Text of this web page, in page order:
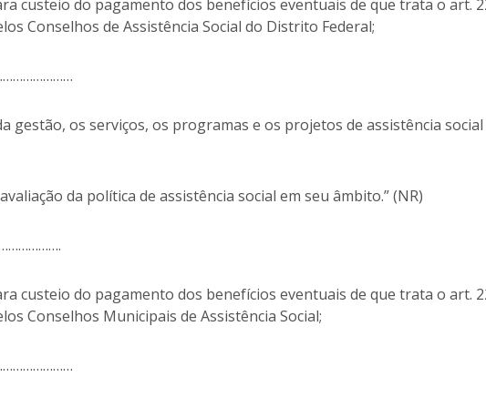
custeio do pagamento dos benefícios eventuais de que trata o art.
Conselhos de Assistência Social do Distrito Federal;
gestão, os serviços, os programas e os projetos de assistência social
da política de assistência social em seu âmbito.” (NR)
custeio do pagamento dos benefícios eventuais de que trata o art.
Conselhos Municipais de Assistência Social;